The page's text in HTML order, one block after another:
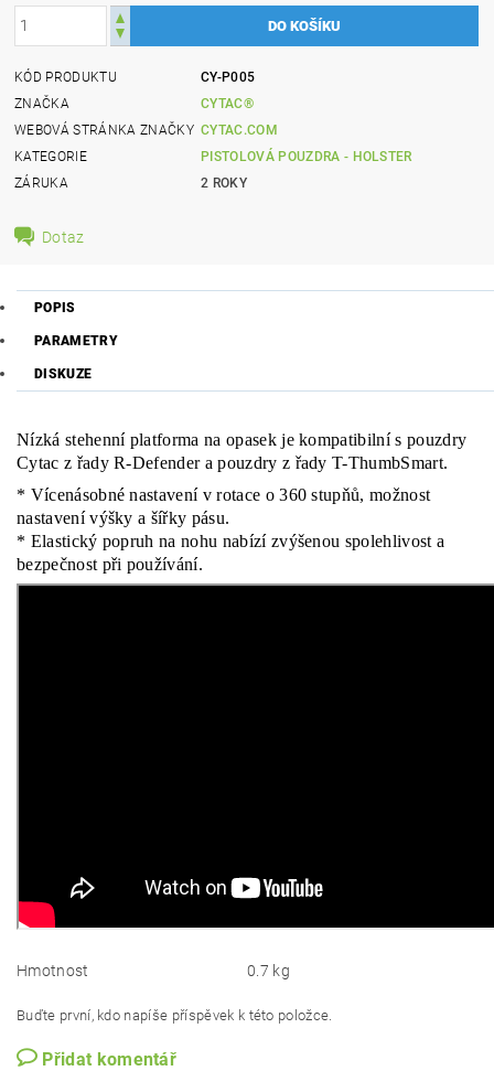
KÓD PRODUKTU
CY-P005
ZNAČKA
CYTAC®
WEBOVÁ STRÁNKA ZNAČKY CYTAC.COM
KATEGORIE
PISTOLOVÁ POUZDRA - HOLSTER
ZÁRUKA
2 ROKY
Dotaz
POPIS
PARAMETRY
DISKUZE
Nízká stehenní platforma na opasek je kompatibilní s pouzdry
Cytac z řady R-Defender a pouzdry z řady T-ThumbSmart.
* Vícenásobné nastavení v rotace o 360 stupňů, možnost
nastavení výšky a šířky pásu.
* Elastický popruh na nohu nabízí zvýšenou spolehlivost a
bezpečnost při používání.
Hmotnost 0.7 kg
Buďte první, kdo napíše příspěvek k této položce.
Přidat komentář